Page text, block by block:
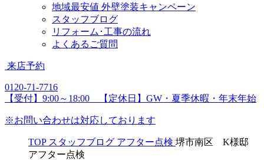
地域最安値 外壁塗装キャンペーン
スタッフブログ
リフォーム･工事の流れ
よくあるご質問
来店予約
0120-71-7716
【受付】9:00～18:00 【定休日】GW・夏季休暇・年末年始
※お問い合わせは対応しております
TOP スタッフブログ アフター点検 堺市南区 K様邸
アフター点検